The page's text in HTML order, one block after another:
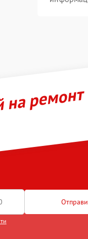
ремонт